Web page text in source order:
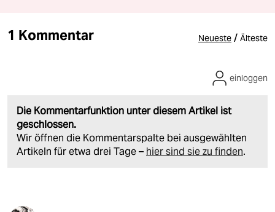
1 Kommentar Neueste / Älteste
Die Kommentarfunktion unter diesem Artikel ist
geschlossen.
Wir öffnen die Kommentarspalte bei ausgewählten
Artikeln für etwa drei Tage – hier sind sie zu finden.
einloggen